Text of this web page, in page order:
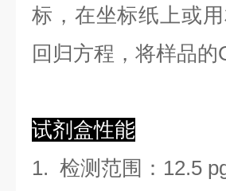
标，在坐标纸上或
回归方程 ， 将样品的
试剂盒性能
1. 检测范围 ： 12.5